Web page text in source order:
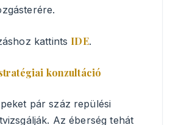
kattints IDE.
konzultáció
pár száz repülési
Az éberség tehát